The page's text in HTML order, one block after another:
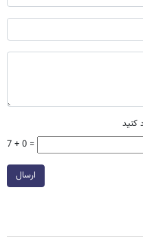
کنید
7 + 0 =
ارسال